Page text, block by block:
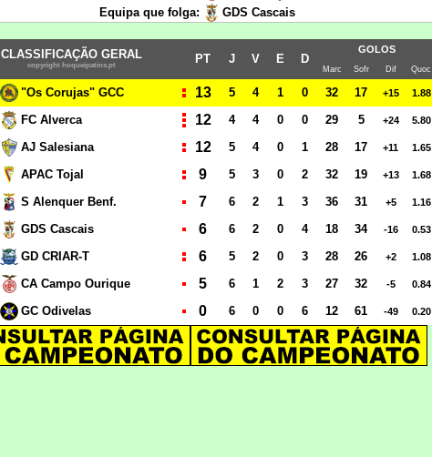
Equipa que folga:
GDS Cascais
CLASSIFICAÇÃO GERAL
copyright hoqueipatins.pt PT J V E D
GOLOS
Marc Sofr Dif Quoc
"Os Corujas" GCC 13 5 4 1 0 32 17 +15 1.88
FC Alverca 12 4 4 0 0 29 5 +24 5.80
AJ Salesiana 12 5 4 0 1 28 17 +11 1.65
APAC Tojal 9 5 3 0 2 32 19 +13 1.68
S Alenquer Benf. 7 6 2 1 3 36 31 +5 1.16
GDS Cascais 6 6 2 0 4 18 34 -16 0.53
GD CRIAR-T 6 5 2 0 3 28 26 +2 1.08
CA Campo Ourique 5 6 1 2 3 27 32 -5 0.84
GC Odivelas 0 6 0 0 6 12 61 -49 0.20